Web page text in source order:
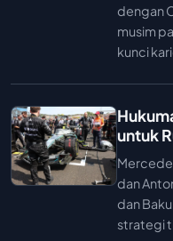
dengan
musim
kunci
untuk
dan
dan
strategi